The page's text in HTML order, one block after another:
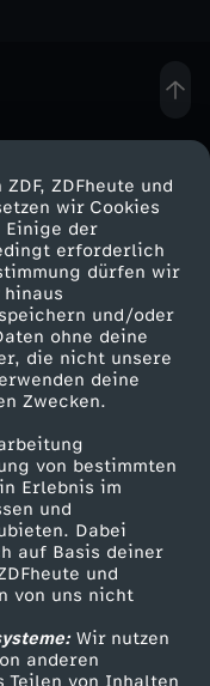
ZDFheute und
wir Cookies
Einige der
erforderlich
dürfen wir
und/oder
ohne deine
die nicht unsere
deine
Zwecken.
von bestimmten
Erlebnis im
und
Dabei
auf Basis deiner
und
von uns nicht
Wir nutzen
anderen
Teilen von Inhalten
zum ZDF